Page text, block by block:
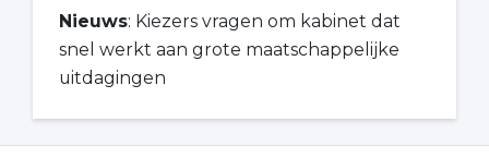
Nieuws: Kiezers vragen om kabinet dat
snel werkt aan grote maatschappelijke
uitdagingen